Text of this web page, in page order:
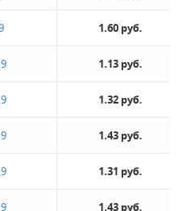
1.60 руб.
1.13 руб.
1.32 руб.
1.43 руб.
1.31 руб.
1.43 руб.